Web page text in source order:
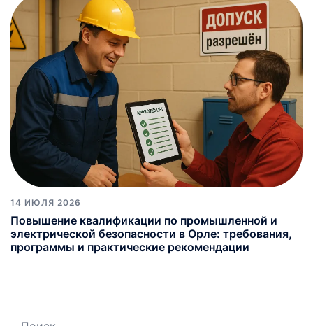
14 ИЮЛЯ 2026
Повышение квалификации по промышленной и
электрической безопасности в Орле: требования,
программы и практические рекомендации